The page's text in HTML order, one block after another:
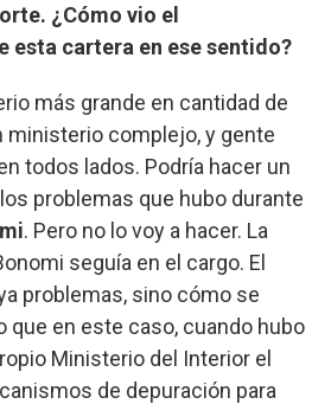
¿Cómo vio el
esta cartera en ese sentido?
más grande en cantidad de
ministerio complejo, y gente
todos lados. Podría hacer un
problemas que hubo durante
. Pero no lo voy a hacer. La
seguía en el cargo. El
problemas, sino cómo se
que en este caso, cuando hubo
Ministerio del Interior el
de depuración para